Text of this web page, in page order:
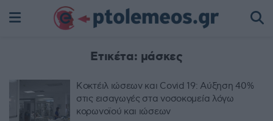
Ετικέτα: μάσκες
Κοκτέιλ ιώσεων και Covid 19: Αύξηση 40%
στις εισαγωγές στα νοσοκομεία λόγω
κορωνοϊού και ιώσεων